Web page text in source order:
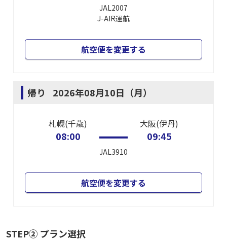
JAL2007
J-AIR運航
航空便を変更する
帰り 2026年08月10日（月）
札幌(千歳)
08:00
JAL3910
大阪(伊丹)
09:45
航空便を変更する
STEP② プラン選択